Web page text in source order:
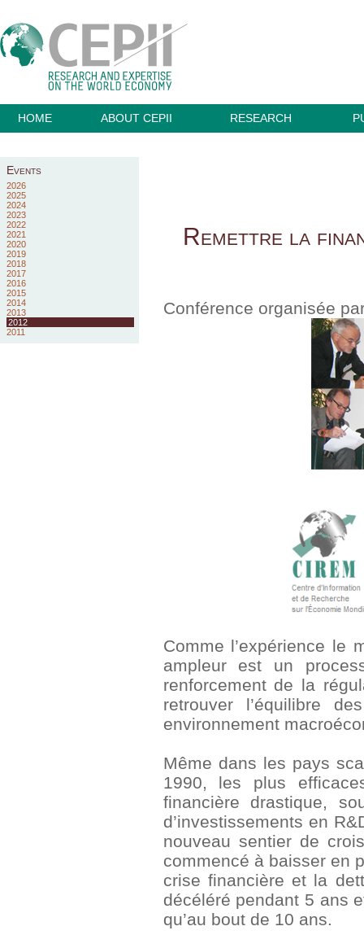
HOME ABOUT CEPII RESEARCH
Events
2026
2025
2024
2023
2022
2021
2020
2019
2018
2017
2016
2015
2014
2013
2012
2011
Remettre la
Conférence organisée
Comme l’expérience le
ampleur est un
renforcement de la
retrouver l’équilibre
environnement
Même dans les pays
1990, les plus
financière drastique,
d’investissements en
nouveau sentier de
commencé à baisser en
crise financière et la
décéléré pendant 5 ans
qu’au bout de 10 ans.